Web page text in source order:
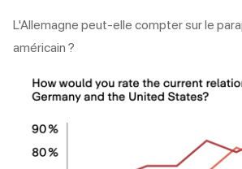
L'Allemagne peut-elle compter sur le
américain ?